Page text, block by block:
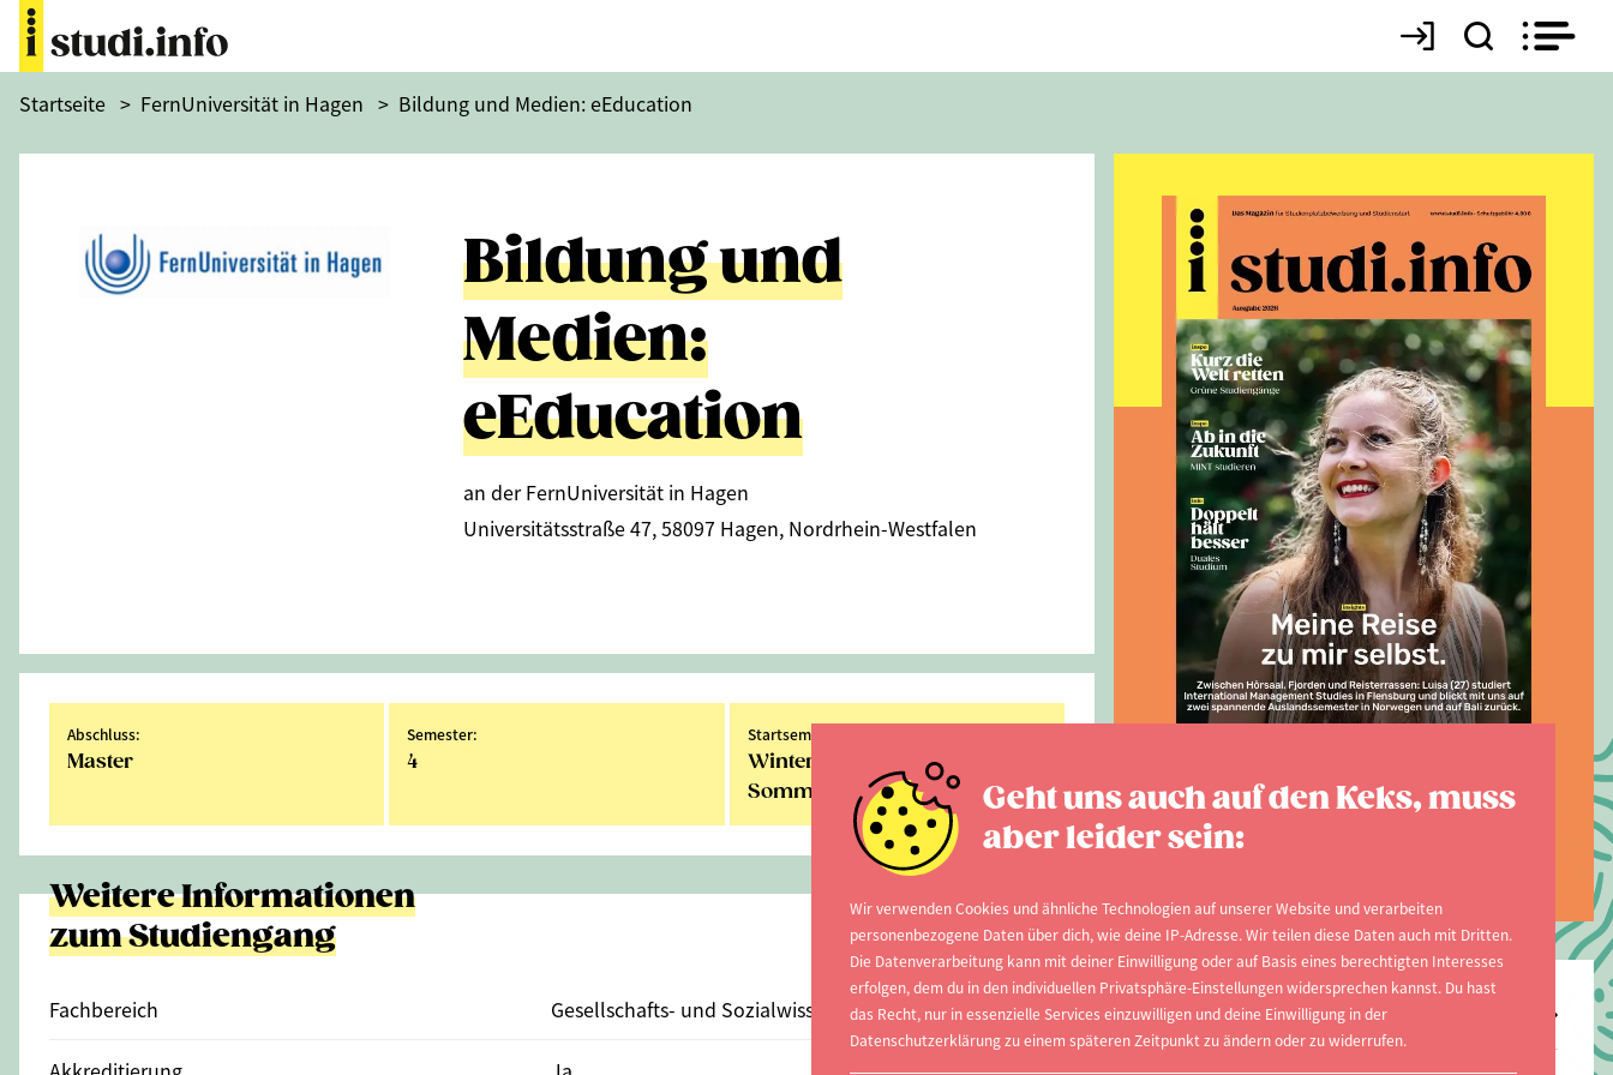
Geht uns auch auf den Keks, muss
aber leider sein:
Wir verwenden Cookies und ähnliche Technologien auf unserer Website und verarbeiten
personenbezogene Daten über dich, wie deine IP-Adresse. Wir teilen diese Daten auch mit Dritten.
Die Datenverarbeitung kann mit deiner Einwilligung oder auf Basis eines berechtigten Interesses
erfolgen, dem du in den individuellen Privatsphäre-Einstellungen widersprechen kannst. Du hast
das Recht, nur in essenzielle Services einzuwilligen und deine Einwilligung in der
Datenschutzerklärung zu einem späteren Zeitpunkt zu ändern oder zu widerrufen.
Startseite > FernUniversität in Hagen > Bildung und Medien: eEducation
Bildung und
Medien:
eEducation
an der FernUniversität in Hagen
Universitätsstraße 47, 58097 Hagen, Nordrhein-Westfalen
Abschluss:
Master
Semester:
4
Startsemester:
Winter- und
Sommersemester
Weitere Informationen
zum Studiengang
Fachbereich Gesellschafts- und Sozialwissenschaften
AUSGABE 2026
Jetzt zur aktuellen
Ausgabe
Top-Hochschulen
Freie Universität Berlin